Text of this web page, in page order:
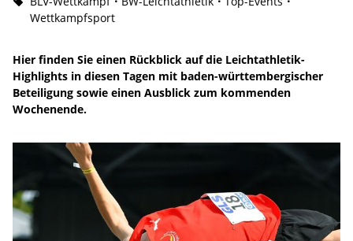
Wettkampfsport
Hier finden Sie einen Rückblick auf die Leichtathletik-
Highlights in diesen Tagen mit baden-württembergischer
Beteiligung sowie einen Ausblick zum kommenden
Wochenende.